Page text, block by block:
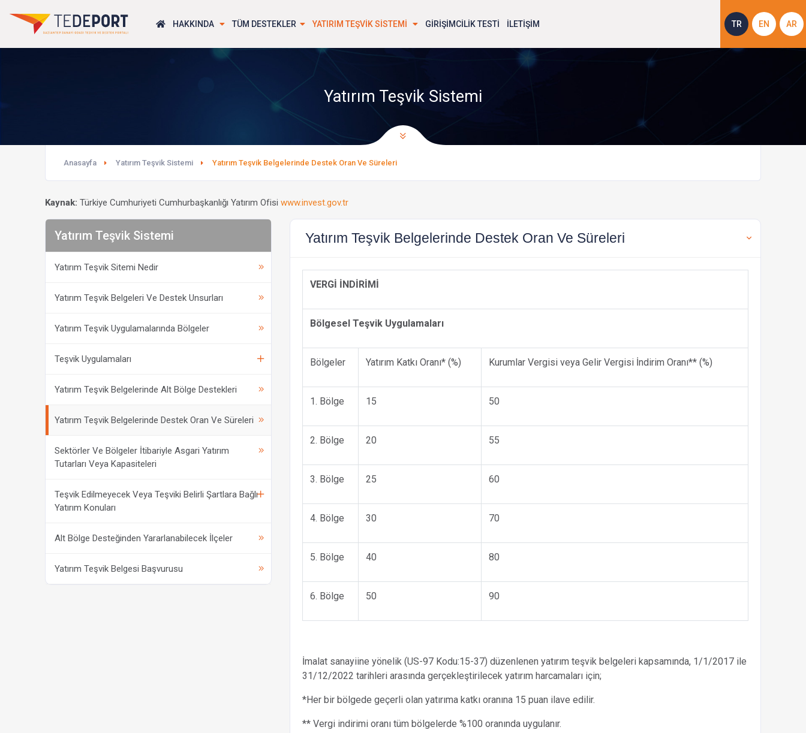
TR EN AR
HAKKINDA TÜM DESTEKLER YATIRIM TEŞVİK SİSTEMİ GİRİŞİMCİLİK TESTİ İLETİŞİM
Yatırım Teşvik Sistemi
Anasayfa Yatırım Teşvik Sistemi Yatırım Teşvik Belgelerinde Destek Oran Ve Süreleri
Kaynak: Türkiye Cumhuriyeti Cumhurbaşkanlığı Yatırım Ofisi www.invest.gov.tr
Yatırım Teşvik Sistemi
Yatırım Teşvik Sitemi Nedir
Yatırım Teşvik Belgeleri Ve Destek Unsurları
Yatırım Teşvik Uygulamalarında Bölgeler
Teşvik Uygulamaları
Yatırım Teşvik Belgelerinde Alt Bölge Destekleri
Yatırım Teşvik Belgelerinde Destek Oran Ve Süreleri
Sektörler Ve Bölgeler İtibariyle Asgari Yatırım
Tutarları Veya Kapasiteleri
Teşvik Edilmeyecek Veya Teşviki Belirli Şartlara Bağlı
Yatırım Konuları
Alt Bölge Desteğinden Yararlanabilecek İlçeler
Yatırım Teşvik Belgesi Başvurusu
Yatırım Teşvik Belgelerinde Destek Oran Ve Süreleri
VERGİ İNDİRİMİ
Bölgesel Teşvik Uygulamaları
Bölgeler Yatırım Katkı Oranı* (%) Kurumlar Vergisi veya Gelir Vergisi İndirim Oranı** (%)
1. Bölge 15 50
2. Bölge 20 55
3. Bölge 25 60
4. Bölge 30 70
5. Bölge 40 80
6. Bölge 50 90
İmalat sanayiine yönelik (US-97 Kodu:15-37) düzenlenen yatırım teşvik belgeleri kapsamında, 1/1/2017 ile
31/12/2022 tarihleri arasında gerçekleştirilecek yatırım harcamaları için;
*Her bir bölgede geçerli olan yatırıma katkı oranına 15 puan ilave edilir.
** Vergi indirimi oranı tüm bölgelerde %100 oranında uygulanır.